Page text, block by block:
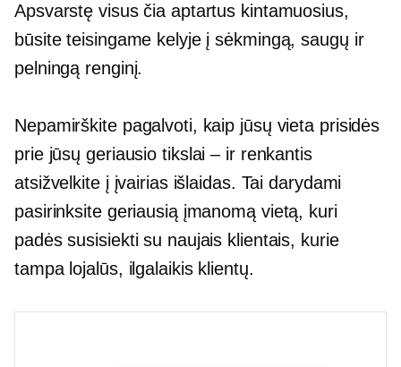
Apsvarstę visus čia aptartus kintamuosius,
būsite teisingame kelyje į sėkmingą, saugų ir
pelningą renginį.
Nepamirškite pagalvoti, kaip jūsų vieta prisidės
prie jūsų geriausio tikslai – irrenkantis
atsižvelkite į įvairias išlaidas. Tai darydami
pasirinksite geriausią įmanomą vietą, kuri
padės susisiekti su naujais klientais, kurie
tampa lojalūs, ilgalaikisklientų.